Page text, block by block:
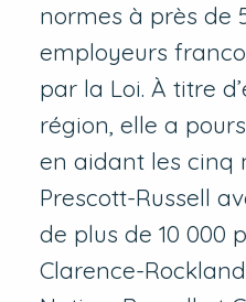
normes à près de
employeurs
par la Loi. À titre
région, elle a
en aidant les cinq
Prescott-Russell
de plus de 10 000
Clarence-